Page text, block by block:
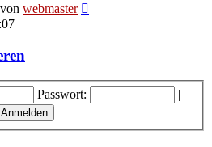
von webmaster
Passwort:
|